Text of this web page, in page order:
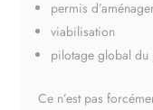
permis
viabilisation
pilotage global du
Ce n’est pas